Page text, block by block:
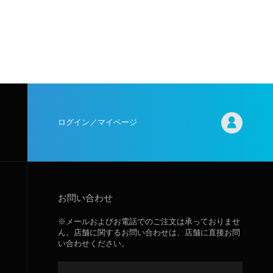
ログイン／マイページ
お問い合わせ
※メールおよびお電話でのご注文は承っておりませ
ん。店舗に関するお問い合わせは、店舗に直接お問
い合わせください。